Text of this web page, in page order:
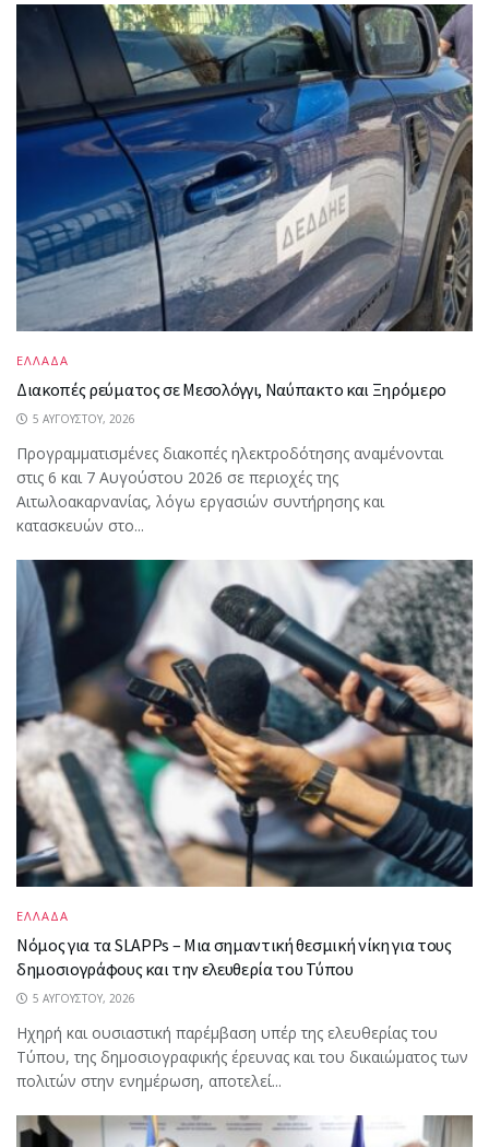
ΕΛΛΑΔΑ
Διακοπές ρεύματος σε Μεσολόγγι, Ναύπακτο και Ξηρόμερο
5 ΑΥΓΟΎΣΤΟΥ, 2026
Προγραμματισμένες διακοπές ηλεκτροδότησης αναμένονται
στις 6 και 7 Αυγούστου 2026 σε περιοχές της
Αιτωλοακαρνανίας, λόγω εργασιών συντήρησης και
κατασκευών στο...
ΕΛΛΑΔΑ
Νόμος για τα SLAPPs – Μια σημαντική θεσμική νίκη για τους
δημοσιογράφους και την ελευθερία του Τύπου
5 ΑΥΓΟΎΣΤΟΥ, 2026
Ηχηρή και ουσιαστική παρέμβαση υπέρ της ελευθερίας του
Τύπου, της δημοσιογραφικής έρευνας και του δικαιώματος των
πολιτών στην ενημέρωση, αποτελεί...